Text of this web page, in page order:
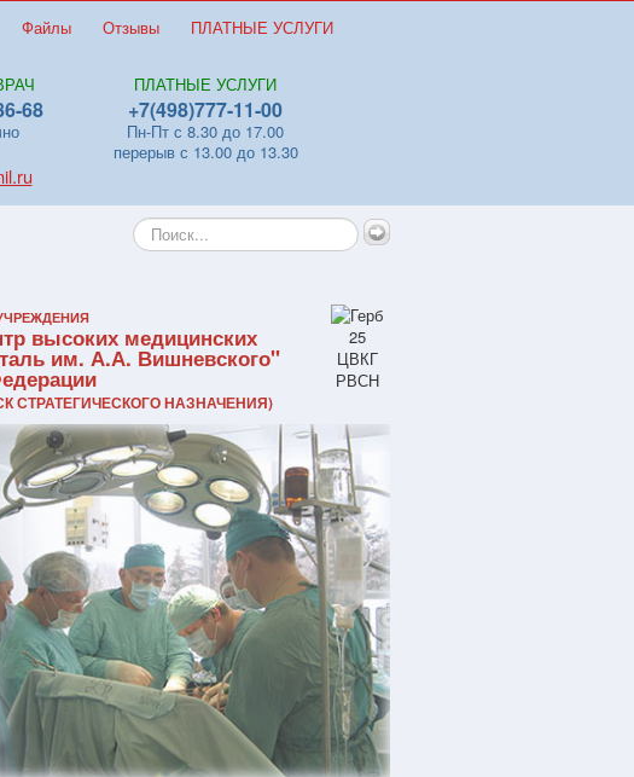
Файлы Отзывы ПЛАТНЫЕ УСЛУГИ
68
ПЛАТНЫЕ УСЛУГИ
+7(498)777-11-00
Пн-Пт с 8.30 до 17.00
перерыв с 13.00 до 13.30
Искать...
высоких медицинских
им. А.А. Вишневского"
СТРАТЕГИЧЕСКОГО НАЗНАЧЕНИЯ)